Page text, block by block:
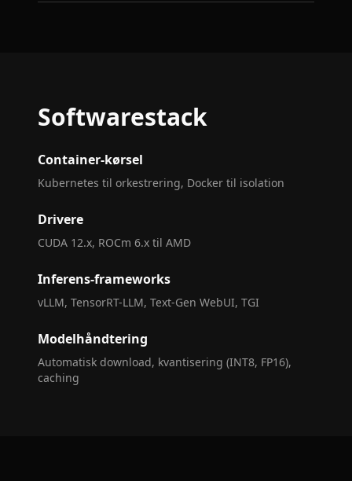
Softwarestack
Container-kørsel
Kubernetes til orkestrering, Docker til isolation
Drivere
CUDA 12.x, ROCm 6.x til AMD
Inferens-frameworks
vLLM, TensorRT-LLM, Text-Gen WebUI, TGI
Modelhåndtering
Automatisk download, kvantisering (INT8, FP16),
caching